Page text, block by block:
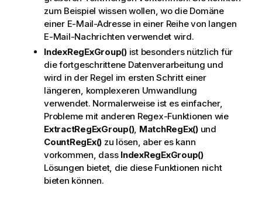
zum Beispiel wissen wollen, wo die Domäne
einer E-Mail-Adresse in einer Reihe von langen
E-Mail-Nachrichten verwendet wird.
IndexRegExGroup()ist besonders nützlich für
die fortgeschrittene Datenverarbeitung und
wird in der Regel im ersten Schritt einer
längeren, komplexeren Umwandlung
verwendet. Normalerweise ist es einfacher,
Probleme mit anderen Regex-Funktionen wie
ExtractRegExGroup(), MatchRegEx()und
CountRegEx() zu lösen, aber es kann
vorkommen, dass IndexRegExGroup()
Lösungen bietet, die diese Funktionen nicht
bieten können.